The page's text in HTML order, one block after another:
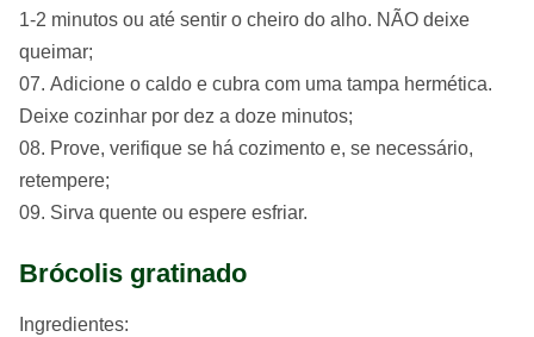
1-2 minutos ou até sentir o cheiro do alho. NÃO deixe
queimar;
Adicione o caldo e cubra com uma tampa hermética.
Deixe cozinhar por dez a doze minutos;
Prove, verifique se há cozimento e, se necessário,
retempere;
Sirva quente ou espere esfriar.
Brócolis gratinado
Ingredientes: